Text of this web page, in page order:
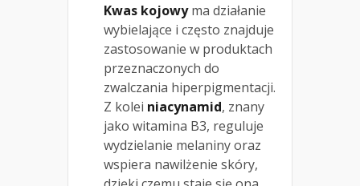
Kwas kojowyma działanie
wybielające i często znajduje
zastosowanie w produktach
przeznaczonych do
zwalczania hiperpigmentacji.
Z kolei niacynamid, znany
jako witamina B3, reguluje
wydzielanie melaniny oraz
wspiera nawilżenie skóry,